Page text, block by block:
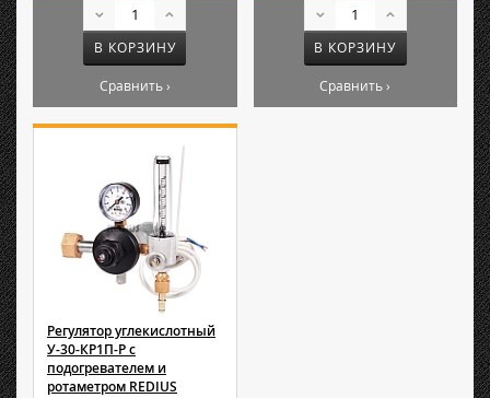
В КОРЗИНУ
Сравнить ›
В КОРЗИНУ
Сравнить ›
Регулятор углекислотный
У-30-КР1П-Р с
подогревателем и
ротаметром REDIUS